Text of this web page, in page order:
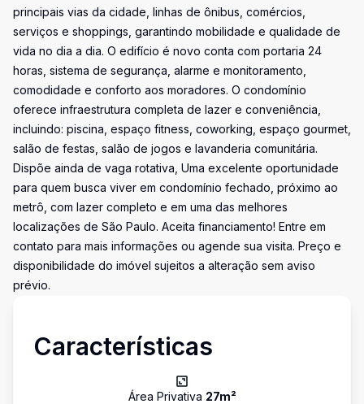
principais vias da cidade, linhas de ônibus, comércios,
serviços e shoppings, garantindo mobilidade e qualidade de
vida no dia a dia. O edifício é novo conta com portaria 24
horas, sistema de segurança, alarme e monitoramento,
comodidade e conforto aos moradores. O condomínio
oferece infraestrutura completa de lazer e conveniência,
incluindo: piscina, espaço fitness, coworking, espaço gourmet,
salão de festas, salão de jogos e lavanderia comunitária.
Dispõe ainda de vaga rotativa, Uma excelente oportunidade
para quem busca viver em condomínio fechado, próximo ao
metrô, com lazer completo e em uma das melhores
localizações de São Paulo. Aceita financiamento! Entre em
contato para mais informações ou agende sua visita. Preço e
disponibilidade do imóvel sujeitos a alteração sem aviso
prévio.
Características
Área Privativa 27m²